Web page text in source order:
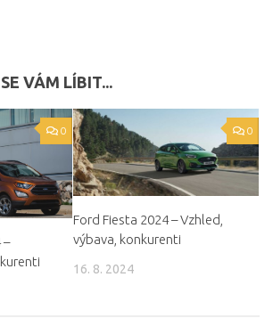
VÁM LÍBIT...
0
–
0
Ford Fiesta 2024 – Vzhled,
výbava, konkurenti
16. 8. 2024